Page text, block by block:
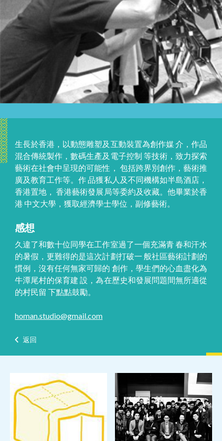
生長於香港，以動態雕塑及互動裝置為創作媒 介，作品
混合傳統製作，數碼生產及電子控制 等技術，致力探索
藝術在社會中呈現的可能性， 包括跨界別創作，藝術推
廣及教育工作等。作 品獲私人及不同機構如半島酒店，
香港置地， 香港藝術發展局等委約及收藏。他畢業於香
港 中文大學，獲取經濟學士學位，副修藝術。
感想
久違了和數十位同學在工作室過了一個充滿青 春和汗水
的暑假，更難得的是這次計劃打破一 般社區藝術計劃的
慣例，沒有任何無家可歸的 創作，學生們的心血盡化為
牛潭尾村的保育建 設，為在歷史和發展問題間無所適從
的村民留 下點點鼓勵。
homan.studio@gmail.com
返回